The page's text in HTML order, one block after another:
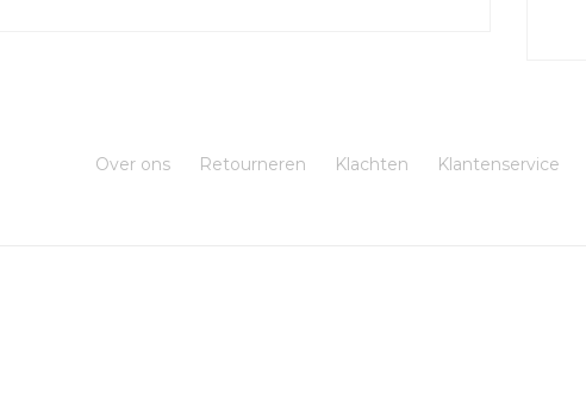
Over ons Retourneren Klachten Klantenservice